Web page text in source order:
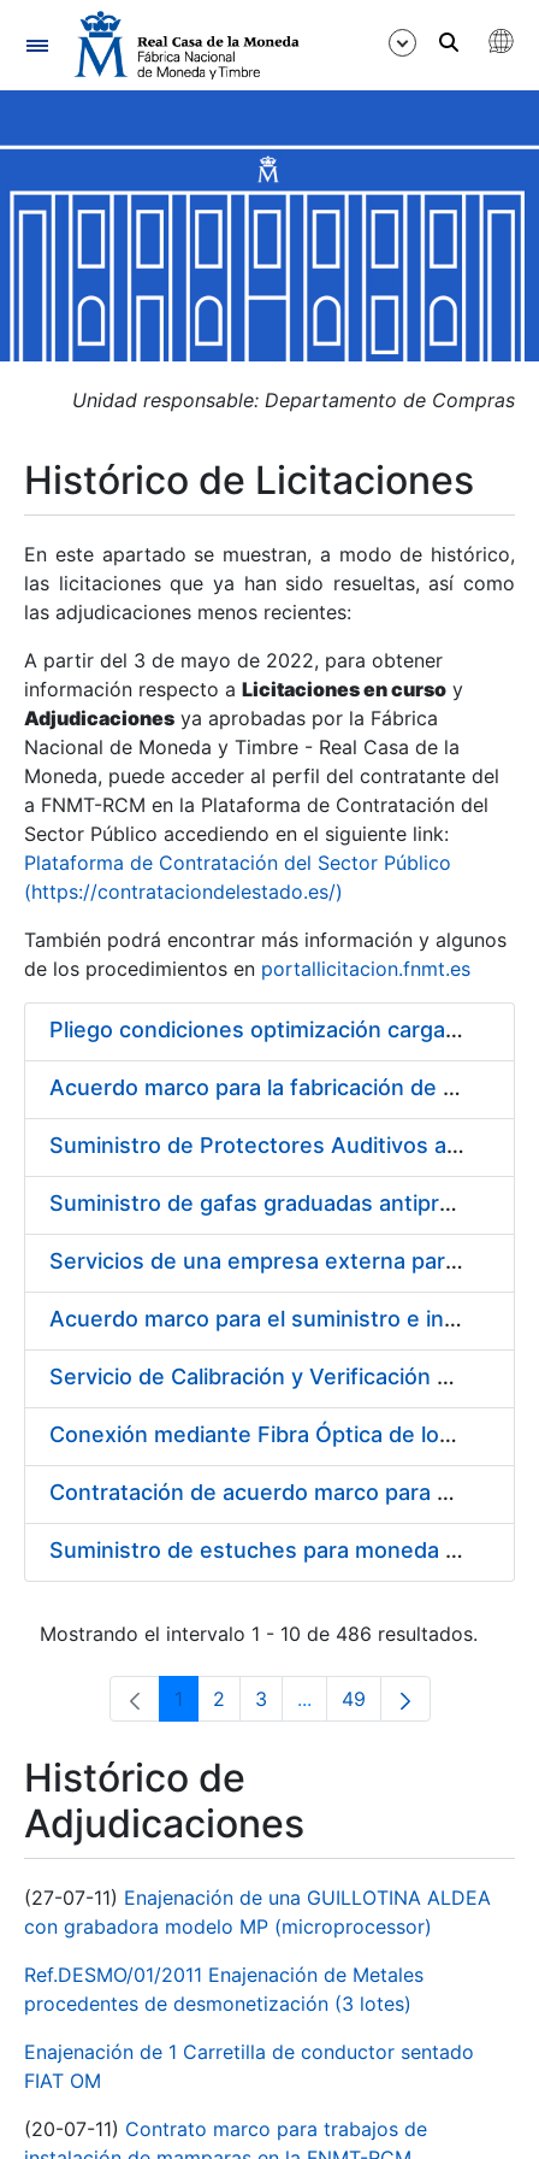
Navegación
Mostrar/Ocultar
Mostrar/Ocultar
Mostrar/Ocultar
Mostrar/Ocultar
Mostrar/Ocultar
Mostrar/Ocultar
Unidad responsable: Departamento de Compras
Histórico de Licitaciones
En este apartado se muestran, a modo de histórico,
las licitaciones que ya han sido resueltas, así como
las adjudicaciones menos recientes:
A partir del 3 de mayo de 2022, para obtener
información respecto a Licitaciones en curso y
Adjudicaciones ya aprobadas por la Fábrica
Nacional de Moneda y Timbre - Real Casa de la
Moneda, puede acceder al perfil del contratante del
a FNMT-RCM en la Plataforma de Contratación del
Sector Público accediendo en el siguiente link:
Plataforma de Contratación del Sector Público
(https://contrataciondelestado.es/)
También podrá encontrar más información y algunos
de los procedimientos en portallicitacion.fnmt.es
Pliego condiciones optimización cargas compras firmado
Acuerdo marco para la fabricación de piezas
Suministro de Protectores Auditivos a medida para las personas trabajadoras de los Centros de Trabajo de Madrid y Burgos
Suministro de gafas graduadas antiproyecciones para los trabajadores de la FNMT-RCM en los centros de trabajo de Madrid y Burgos
Servicios de una empresa externa para el asesoramiento y resolución de los recursos de alzada que se presentan relacionados con procesos de selección para la FNMT-RCM
Acuerdo marco para el suministro e instalación de persianas, estores y otros complementos
Servicio de Calibración y Verificación Externa de los Equipos de Medición del Servicio de Prevención de la FNMT-RCM
Conexión mediante Fibra Óptica de los Centros de Proceso de Datos (CPDs) de las sedes de la FNMT-RCM de Burgos y Madrid
Contratación de acuerdo marco para el Suministro de Material de Electricidad para la Fábrica Nacional de Moneda y Timbre-Real Casa de la Moneda en su centro de trabajo de Burgos
Suministro de estuches para moneda de 30 €
Mostrando el intervalo 1 - 10 de 486 resultados.
Página
1 Página
2 Página
3 ...Páginas intermedias Use
Página
49
Histórico de
Adjudicaciones
(27-07-11) Enajenación de una GUILLOTINA ALDEA
con grabadora modelo MP (microprocessor)
Ref.DESMO/01/2011 Enajenación de Metales
procedentes de desmonetización (3 lotes)
Enajenación de 1 Carretilla de conductor sentado
FIAT OM
(20-07-11) Contrato marco para trabajos de